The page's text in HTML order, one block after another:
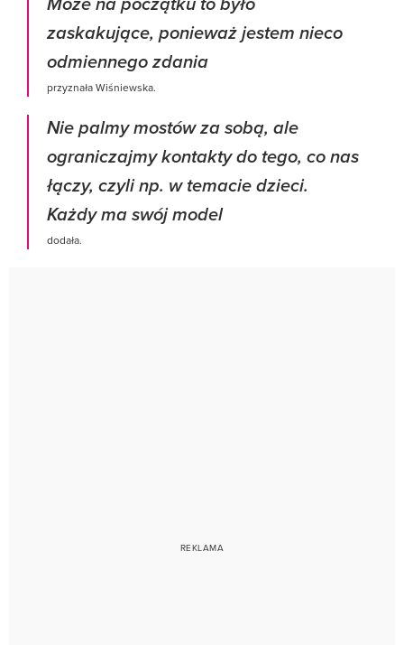
Może na początku to było
zaskakujące, ponieważ jestem nieco
odmiennego zdania
przyznała Wiśniewska.
Nie palmy mostów za sobą, ale
ograniczajmy kontakty do tego, co nas
łączy, czyli np. w temacie dzieci.
Każdy ma swój model
dodała.